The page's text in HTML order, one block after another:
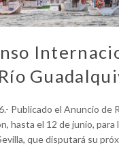
Publicado el Anuncio de
hasta el 12 de junio, para
que disputará su